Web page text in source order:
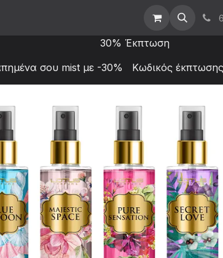
Χονδρική
30% Έκπτωση
σου mist με -30% Κωδικός